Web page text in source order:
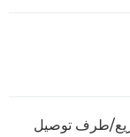
طرف توصيل